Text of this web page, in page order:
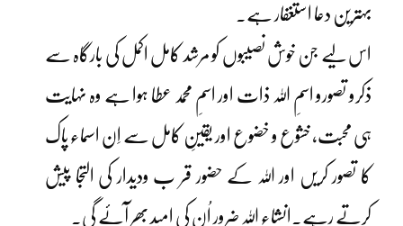
بہترین دعا استغفار ہے۔
اس لیے جن خوش نصیبوں کو مرشد کامل اکمل کی بارگاہ سے
ذکرو تصورو اسمِ اللہ ذات اور اسمِ محمد عطا ہوا ہے وہ نہایت
ہی محبت، خشوع و خضوع اور یقینِ کامل سے اِن اسماء پاک
کا تصور کریں اور اللہ کے حضور قر ب ودیدار کی التجا پیش
کرتے رہے۔انشاء اللہ ضرور اُن کی امید بھر آئے گی۔